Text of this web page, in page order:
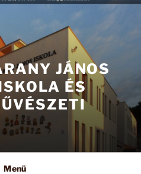
JÁNOS
ÉS
Menü